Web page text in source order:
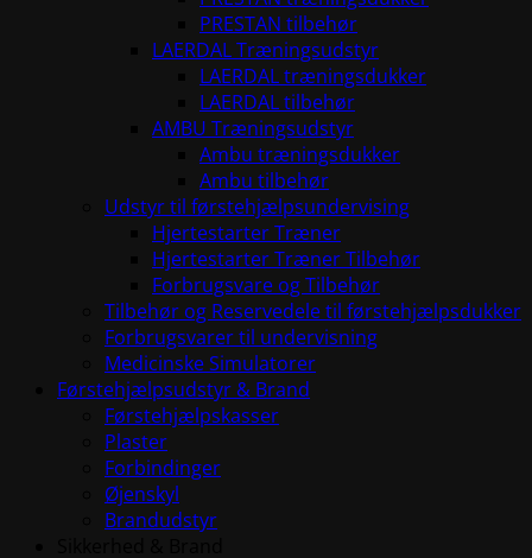
PRESTAN tilbehør
LAERDAL Træningsudstyr
LAERDAL træningsdukker
LAERDAL tilbehør
AMBU Træningsudstyr
Ambu træningsdukker
Ambu tilbehør
Udstyr til førstehjælpsundervising
Hjertestarter Træner
Hjertestarter Træner Tilbehør
Forbrugsvare og Tilbehør
Tilbehør og Reservedele til førstehjælpsdukker
Forbrugsvarer til undervisning
Medicinske Simulatorer
Førstehjælpsudstyr & Brand
Førstehjælpskasser
Plaster
Forbindinger
Øjenskyl
Brandudstyr